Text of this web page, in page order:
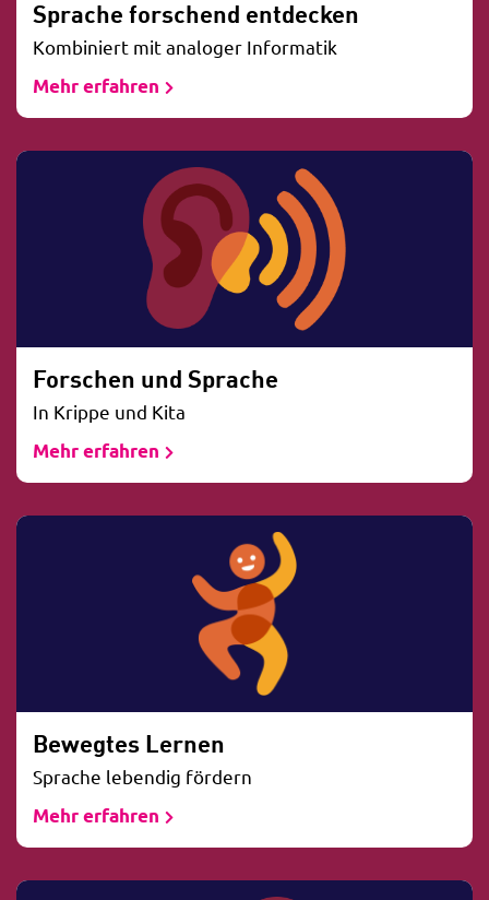
Sprache forschend entdecken
Kombiniert mit analoger Informatik
Mehr erfahren
Forschen und Sprache
In Krippe und Kita
Mehr erfahren
Bewegtes Lernen
Sprache lebendig fördern
Mehr erfahren